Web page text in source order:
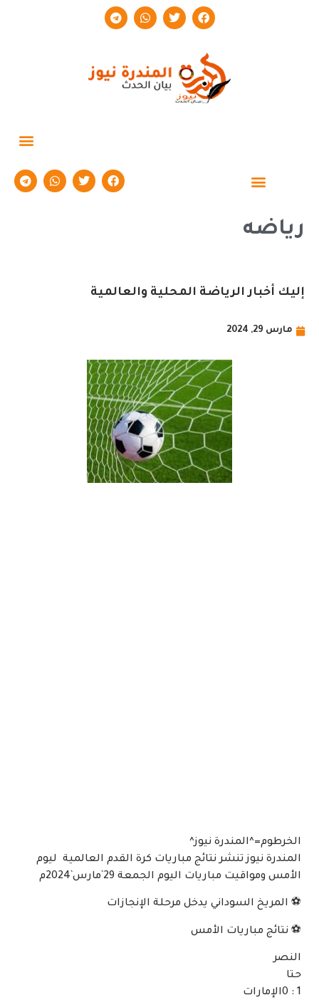
رياضه
إليك أخبار الرياضة المحلية والعالمية
مارس 29, 2024
الخرطوم=^المندرة نيوز^
المندرة نيوز تنشر نتائج مباريات كرة القدم العالمية ليوم
الأمس ومواقيت مباريات اليوم الجمعة 29`مارس`2024م
⚽ المريخ السوداني يدخل مرحلة الإنجازات
⚽ نتائج مباريات الأمس
النصر
حتا
1 : 0الإمارات